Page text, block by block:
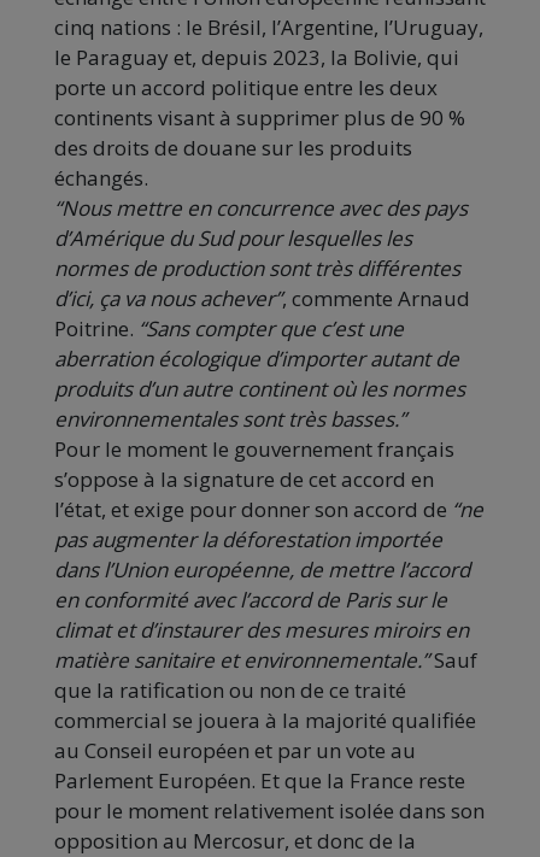
cinq nations : le Brésil, l’Argentine, l’Uruguay,
le Paraguay et, depuis 2023, la Bolivie, qui
porte un accord politique entre les deux
continents visant à supprimer plus de 90 %
des droits de douane sur les produits
échangés.
“Nous mettre en concurrence avec des pays
d’Amérique du Sud pour lesquelles les
normes de production sont très différentes
d’ici, ça va nous achever”, commente Arnaud
Poitrine. “Sans compter que c’est une
aberration écologique d’importer autant de
produits d’un autre continent où les normes
environnementales sont très basses.”
Pour le moment le gouvernement français
s’oppose à la signature de cet accord en
l’état, et exige pour donner son accord de “ne
pas augmenter la déforestation importée
dans l’Union européenne, de mettre l’accord
en conformité avec l’accord de Paris sur le
climat et d’instaurer des mesures miroirs en
matière sanitaire et environnementale.”Sauf
que la ratification ou non de ce traité
commercial se jouera à la majorité qualifiée
au Conseil européen et par un vote au
Parlement Européen. Et que la France reste
pour le moment relativement isolée dans son
opposition au Mercosur, et donc de la